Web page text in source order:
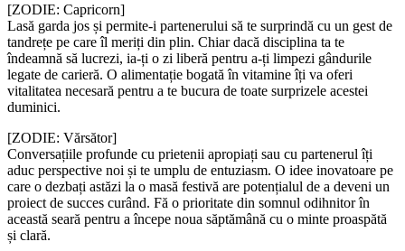
[ZODIE: Capricorn]
Lasă garda jos și permite-i partenerului să te surprindă cu un gest de
tandrețe pe care îl meriți din plin. Chiar dacă disciplina ta te
îndeamnă să lucrezi, ia-ți o zi liberă pentru a-ți limpezi gândurile
legate de carieră. O alimentație bogată în vitamine îți va oferi
vitalitatea necesară pentru a te bucura de toate surprizele acestei
duminici.
[ZODIE: Vărsător]
Conversațiile profunde cu prietenii apropiați sau cu partenerul îți
aduc perspective noi și te umplu de entuziasm. O idee inovatoare pe
care o dezbați astăzi la o masă festivă are potențialul de a deveni un
proiect de succes curând. Fă o prioritate din somnul odihnitor în
această seară pentru a începe noua săptămână cu o minte proaspătă
și clară.